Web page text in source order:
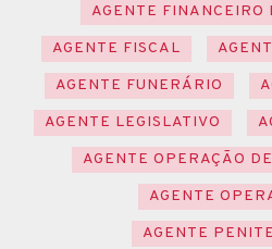
AGENTE FINANCEIRO
AGENTE FISCAL
AGENTE FUNERÁRIO
AGENTE LEGISLATIVO
AGENTE OPERAÇÃO
AGENTE
AGENTE